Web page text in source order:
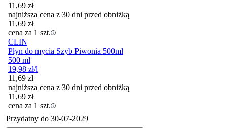
11,69 zł
najniższa cena z 30 dni przed obniżką
11,69 zł
cena za 1 szt.
CLIN
Płyn do mycia Szyb Piwonia 500ml
500 ml
19,98 zł/l
11,69 zł
najniższa cena z 30 dni przed obniżką
11,69 zł
cena za 1 szt.
Przydatny do 30-07-2029